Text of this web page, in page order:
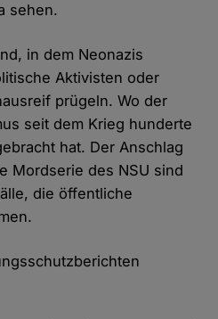
sehen.
in dem Neonazis
Aktivisten oder
prügeln. Wo der
seit dem Krieg hunderte
hat. Der Anschlag
Mordserie des NSU sind
die öffentliche